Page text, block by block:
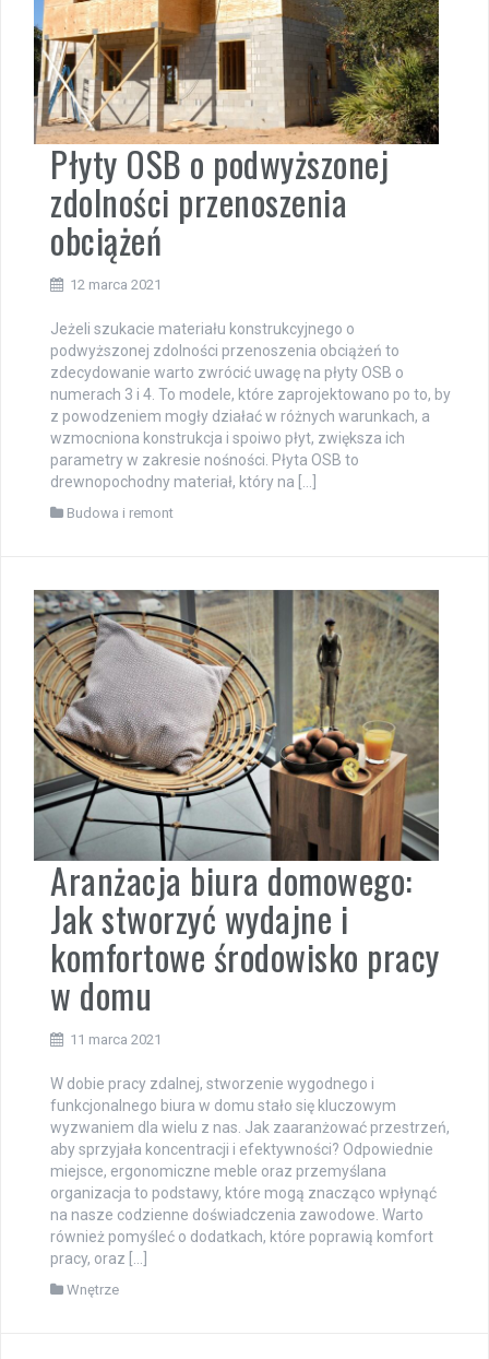
Płyty OSB o podwyższonej
zdolności przenoszenia
obciążeń
12 marca 2021
Jeżeli szukacie materiału konstrukcyjnego o
podwyższonej zdolności przenoszenia obciążeń to
zdecydowanie warto zwrócić uwagę na płyty OSB o
numerach 3 i 4. To modele, które zaprojektowano po to, by
z powodzeniem mogły działać w różnych warunkach, a
wzmocniona konstrukcja i spoiwo płyt, zwiększa ich
parametry w zakresie nośności. Płyta OSB to
drewnopochodny materiał, który na […]
Budowa i remont
Aranżacja biura domowego:
Jak stworzyć wydajne i
komfortowe środowisko pracy
w domu
11 marca 2021
W dobie pracy zdalnej, stworzenie wygodnego i
funkcjonalnego biura w domu stało się kluczowym
wyzwaniem dla wielu z nas. Jak zaaranżować przestrzeń,
aby sprzyjała koncentracji i efektywności? Odpowiednie
miejsce, ergonomiczne meble oraz przemyślana
organizacja to podstawy, które mogą znacząco wpłynąć
na nasze codzienne doświadczenia zawodowe. Warto
również pomyśleć o dodatkach, które poprawią komfort
pracy, oraz […]
Wnętrze